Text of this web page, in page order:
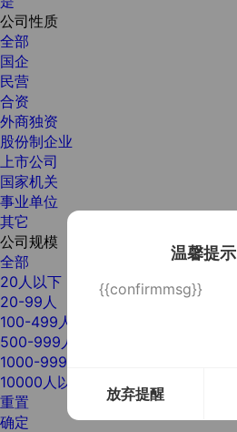
温馨提示
{{confirmmsg}}
放弃提醒
公司性质
全部
国企
民营
合资
外商独资
股份制企业
上市公司
国家机关
事业单位
其它
公司规模
全部
20人以下
20-99人
100-499人
500-999人
1000-9999人
10000人以上
重置
确定